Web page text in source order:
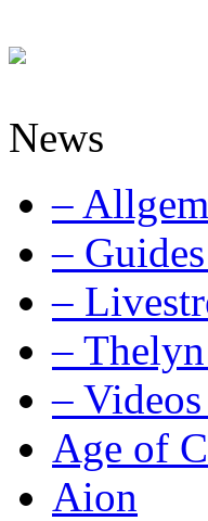
News
–
–
–
–
–
Age of
Aion